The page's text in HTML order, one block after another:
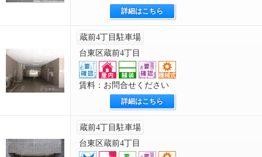
詳細はこちら
蔵前4丁目駐車場
台東区蔵前4丁目
賃料：お問合せください
詳細はこちら
蔵前4丁目駐車場
台東区蔵前4丁目